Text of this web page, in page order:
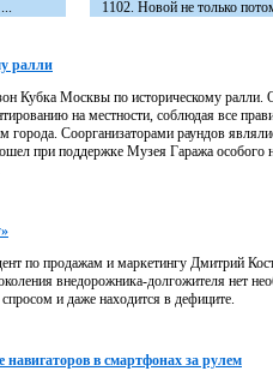
1102. Новой не только
ралли
Кубка Москвы по историческому ралли.
на местности, соблюдая все
Соорганизаторами раундов
при поддержке Музея Гаража
по продажам и маркетингу Дмитрий
внедорожника-долгожителя нет
и даже находится в дефиците.
навигаторов в смартфонах за рулем